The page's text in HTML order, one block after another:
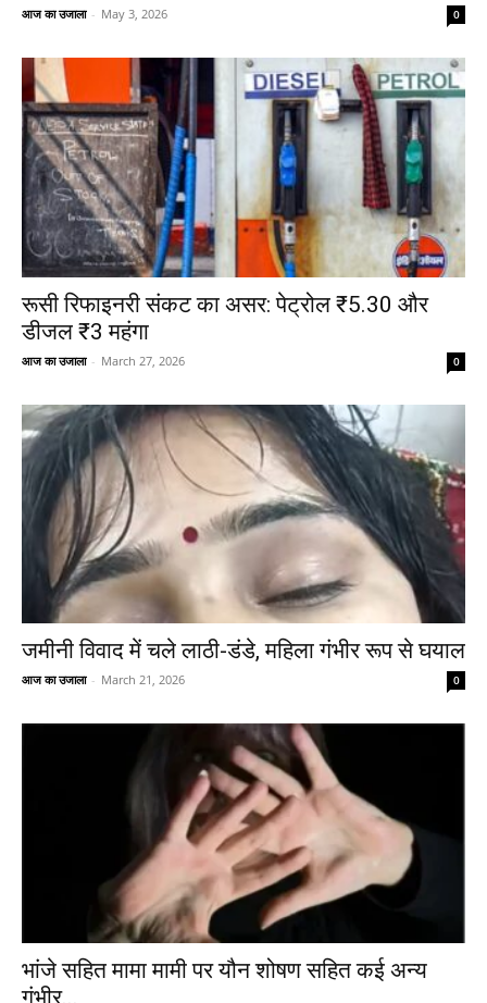
आज का उजाला - May 3, 2026 0
रूसी रिफाइनरी संकट का असर: पेट्रोल ₹5.30 और
डीजल ₹3 महंगा
आज का उजाला - March 27, 2026 0
जमीनी विवाद में चले लाठी-डंडे, महिला गंभीर रूप से घयाल
आज का उजाला - March 21, 2026 0
भांजे सहित मामा मामी पर यौन शोषण सहित कई अन्य
गंभीर...